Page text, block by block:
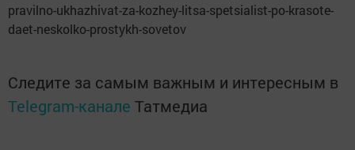
pravilno-ukhazhivat-za-kozhey-litsa-spetsialist-po-krasote-
daet-neskolko-prostykh-sovetov
Следите за самым важным и интересным в
Telegram-канале Татмедиа